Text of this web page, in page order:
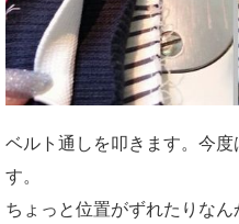
ベルト通しを叩きます。今
す。
ちょっと位置がずれたりな